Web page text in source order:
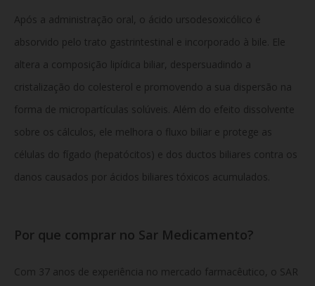
Após a administração oral, o ácido ursodesoxicólico é
absorvido pelo trato gastrintestinal e incorporado à bile. Ele
altera a composição lipídica biliar, despersuadindo a
cristalização do colesterol e promovendo a sua dispersão na
forma de micropartículas solúveis. Além do efeito dissolvente
sobre os cálculos, ele melhora o fluxo biliar e protege as
células do fígado (hepatócitos) e dos ductos biliares contra os
danos causados por ácidos biliares tóxicos acumulados.
Por que comprar no Sar Medicamento?
Com 37 anos de experiência no mercado farmacêutico, o SAR